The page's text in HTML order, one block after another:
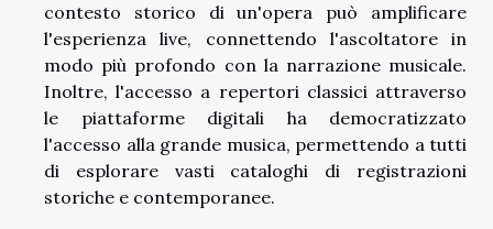
contesto storico di un'opera può amplificare
l'esperienza live, connettendo l'ascoltatore in
modo più profondo con la narrazione musicale.
Inoltre, l'accesso a repertori classici attraverso
le piattaforme digitali ha democratizzato
l'accesso alla grande musica, permettendo a tutti
di esplorare vasti cataloghi di registrazioni
storiche e contemporanee.